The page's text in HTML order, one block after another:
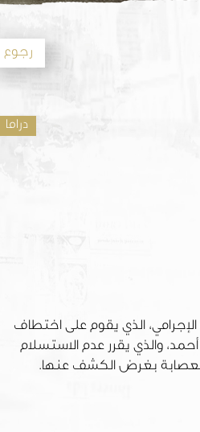
رجوع
دراما
الذي يقوم على اختطاف
والذي يقرر عدم الاستسلام
العصابة بغرض الكشف عنها.